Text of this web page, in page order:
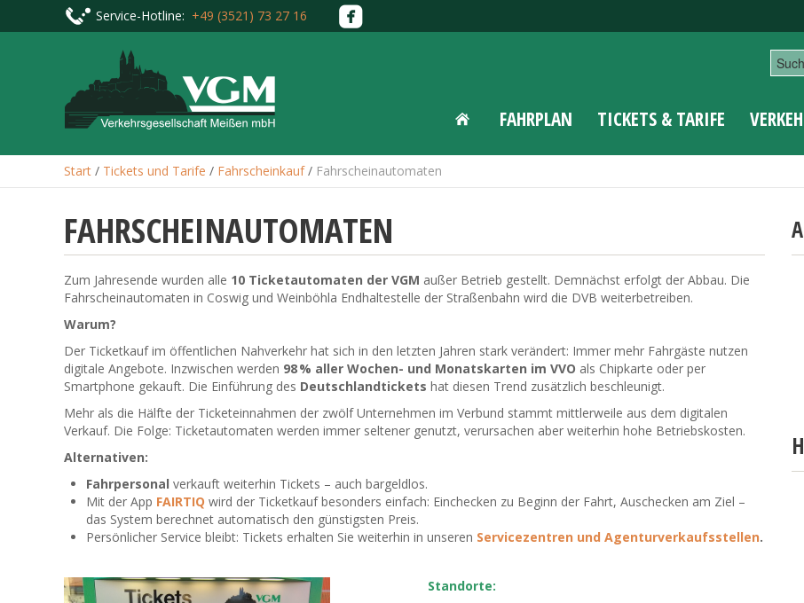
Service-Hotline: +49 (3521) 73 27 16
FAHRPLAN TICKETS & TARIFE
Start / Tickets und Tarife / Fahrscheinkauf / Fahrscheinautomaten
FAHRSCHEINAUTOMATEN
Zum Jahresende wurden alle 10 Ticketautomaten der VGM außer Betrieb gestellt. Demnächst erfolgt der Abbau. Die
Fahrscheinautomaten in Coswig und Weinböhla Endhaltestelle der Straßenbahn wird die DVB weiterbetreiben.
Warum?
Der Ticketkauf im öffentlichen Nahverkehr hat sich in den letzten Jahren stark verändert: Immer mehr Fahrgäste nutzen
digitale Angebote. Inzwischen werden 98 % aller Wochen- und Monatskarten im VVO als Chipkarte oder per
Smartphone gekauft. Die Einführung des Deutschlandtickets hat diesen Trend zusätzlich beschleunigt.
Mehr als die Hälfte der Ticketeinnahmen der zwölf Unternehmen im Verbund stammt mittlerweile aus dem digitalen
Verkauf. Die Folge: Ticketautomaten werden immer seltener genutzt, verursachen aber weiterhin hohe Betriebskosten.
Alternativen:
Fahrpersonal verkauft weiterhin Tickets – auch bargeldlos.
Mit der App FAIRTIQ wird der Ticketkauf besonders einfach: Einchecken zu Beginn der Fahrt, Auschecken am Ziel –
das System berechnet automatisch den günstigsten Preis.
Persönlicher Service bleibt: Tickets erhalten Sie weiterhin in unseren Servicezentren und Agenturverkaufsstellen.
Standorte: